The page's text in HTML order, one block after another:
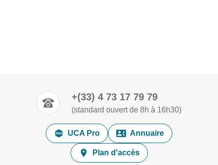
+(33) 4 73 17 79 79
(standard ouvert de 8h à 16h30)
UCA Pro Annuaire
Plan d'accès